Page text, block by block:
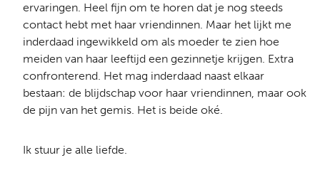
ervaringen. Heel fijn om te horen dat je nog steeds
contact hebt met haar vriendinnen. Maar het lijkt me
inderdaad ingewikkeld om als moeder te zien hoe
meiden van haar leeftijd een gezinnetje krijgen. Extra
confronterend. Het mag inderdaad naast elkaar
bestaan: de blijdschap voor haar vriendinnen, maar ook
de pijn van het gemis. Het is beide oké.
Ik stuur je alle liefde.